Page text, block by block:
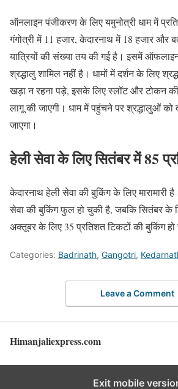
ऑनलाइन पंजीकरण के लिए यमुनोत्री धाम में
गंगोत्री में 11 हजार, केदारनाथ में 18 हजार और
यात्रियों की संख्या तय की गई है। इसमें
श्रद्धालु शामिल नहीं है। धामों में दर्शन के लिए
खड़ा न रहना पड़े, इसके लिए स्लॉट और टोकन
लागू की जाएगी। धाम में पहुंचने पर श्रद्धालुओं को
जाएगा।
हेली सेवा के लिए सितंबर में 85
केदारनाथ हेली सेवा की बुकिंग के लिए मारामारी
सेवा की बुकिंग फुल हो चुकी है, जबकि सितंबर के
अक्तूबर के लिए 35 प्रतिशत टिकटों की बुकिंग हो
Categories: Badrinath, Gangotri,
Leave a Comment
Himanjaliexpress.com
Exit mobile